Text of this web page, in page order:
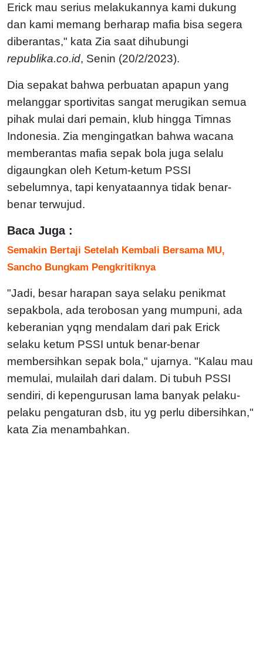
Erick mau serius melakukannya kami dukung
dan kami memang berharap mafia bisa segera
diberantas," kata Zia saat dihubungi
republika.co.id, Senin (20/2/2023).
Dia sepakat bahwa perbuatan apapun yang
melanggar sportivitas sangat merugikan semua
pihak mulai dari pemain, klub hingga Timnas
Indonesia. Zia mengingatkan bahwa wacana
memberantas mafia sepak bola juga selalu
digaungkan oleh Ketum-ketum PSSI
sebelumnya, tapi kenyataannya tidak benar-
benar terwujud.
Baca Juga :
Semakin Bertaji Setelah Kembali Bersama MU,
Sancho Bungkam Pengkritiknya
"Jadi, besar harapan saya selaku penikmat
sepakbola, ada terobosan yang mumpuni, ada
keberanian yqng mendalam dari pak Erick
selaku ketum PSSI untuk benar-benar
membersihkan sepak bola," ujarnya. "Kalau mau
memulai, mulailah dari dalam. Di tubuh PSSI
sendiri, di kepengurusan lama banyak pelaku-
pelaku pengaturan dsb, itu yg perlu dibersihkan,"
kata Zia menambahkan.